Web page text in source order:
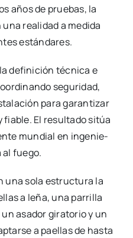
años de prue­bas, la
reali­dad a medi­da
están­da­res.
defi­ni­ción téc­ni­ca e
segu­ri­dad,
para garan­ti­zar
fia­ble. El resul­ta­do sitúa
mun­dial en inge­nie­
fue­go.
una sola estruc­tu­ra la
a leña, una parri­lla
asa­dor gira­to­rio y un
a pae­llas de has­ta